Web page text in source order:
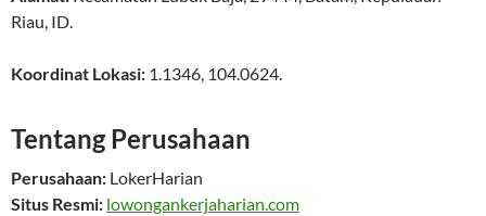
Riau, ID.
Koordinat Lokasi: 1.1346, 104.0624.
Tentang Perusahaan
Perusahaan: LokerHarian
Situs Resmi: lowongankerjaharian.com